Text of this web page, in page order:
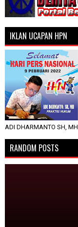
IKLAN UCAPAN HPN
ADI DHARMANTO SH, MH
RANDOM POSTS